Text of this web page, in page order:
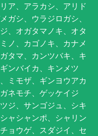
ア、アラカシ、アリド
ガシ、ウラジロガシ、
、オガタマノキ、オタ
ノ、カゴノキ、カナメ
タマ、カンツバキ、キ
ンバイカ、キンメツ
ミモザ、ギンヨウアカ
ネモチ、ゲッケイジ
ジ、サンゴジュ、シキ
ャシャンポ、シャリン
ョウゲ、スダジイ、セ